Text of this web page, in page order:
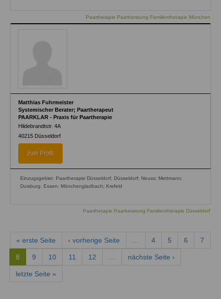
Paartherapie Paarberatung Familientherapie München
Matthias Fuhrmeister
Systemischer Berater; Paartherapeut
PAARKLAR - Praxis für Paartherapie
Hildebrandtstr. 4A
40215 Düsseldorf
zum Profil
Einzugsgebiet: Paartherapie Düsseldorf, Düsseldorf; Neuss; Mettmann;
Duisburg; Essen; Mönchengladbach; Krefeld
Paartherapie Paarberatung Familientherapie Düsseldorf
« erste Seite ‹ vorherige Seite 4 5 6 7
8 9 10 11 12 nächste Seite ›
letzte Seite »